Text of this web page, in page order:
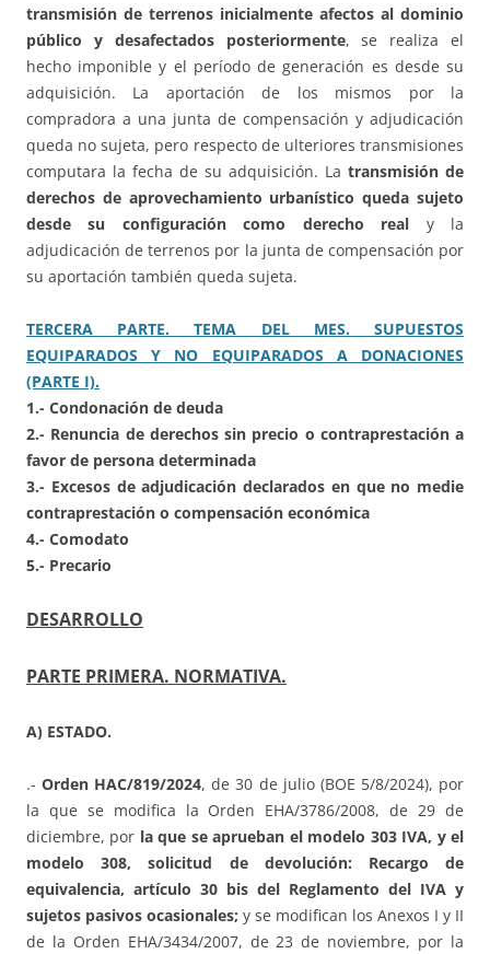
transmisión de terrenos inicialmente afectos al dominio
público y desafectados posteriormente, se realiza el
hecho imponible y el período de generación es desde su
adquisición. La aportación de los mismos por la
compradora a una junta de compensación y adjudicación
queda no sujeta, pero respecto de ulteriores transmisiones
computara la fecha de su adquisición. La transmisión de
derechos de aprovechamiento urbanístico queda sujeto
desde su configuración como derecho real y la
adjudicación de terrenos por la junta de compensación por
su aportación también queda sujeta.
TERCERA PARTE. TEMA DEL MES. SUPUESTOS
EQUIPARADOS Y NO EQUIPARADOS A DONACIONES
(PARTE I).
1.- Condonación de deuda
2.- Renuncia de derechos sin precio o contraprestación a
favor de persona determinada
3.- Excesos de adjudicación declarados en que no medie
contraprestación o compensación económica
4.- Comodato
5.- Precario
DESARROLLO
PARTE PRIMERA. NORMATIVA.
A) ESTADO.
.-Orden HAC/819/2024, de 30 de julio (BOE 5/8/2024), por
la que se modifica la Orden EHA/3786/2008, de 29 de
diciembre, por la que se aprueban el modelo 303 IVA, y el
modelo 308, solicitud de devolución: Recargo de
equivalencia, artículo 30 bis del Reglamento del IVA y
sujetos pasivos ocasionales; y se modifican los Anexos I y II
de la Orden EHA/3434/2007, de 23 de noviembre, por la